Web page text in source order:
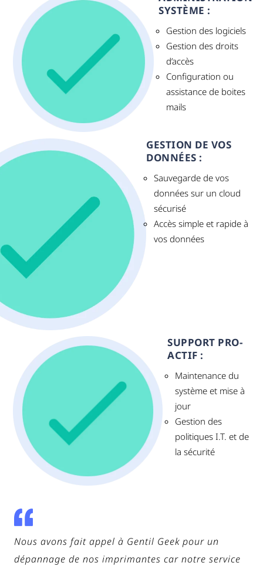
SYSTÈME :
Gestion des logiciels
Gestion des droits
d’accès
Configuration ou
assistance de boites
mails
GESTION DE VOS
DONNÉES :
Sauvegarde de vos
données sur un cloud
sécurisé
Accès simple et rapide à
vos données
SUPPORT PRO-
ACTIF :
Maintenance du
système et mise à
jour
Gestion des
politiques I.T. et de
la sécurité
Nous avons fait appel à Gentil Geek pour un
dépannage de nos imprimantes car notre service